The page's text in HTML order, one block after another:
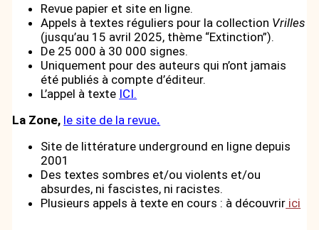
Revue papier et site en ligne.
Appels à textes réguliers pour la collection Vrilles
(jusqu’au 15 avril 2025, thème “Extinction”).
De 25 000 à 30 000 signes.
Uniquement pour des auteurs qui n’ont jamais
été publiés à compte d’éditeur.
L’appel à texte ICI.
La Zone, le site de la revue.
Site de littérature underground en ligne depuis
2001
Des textes sombres et/ou violents et/ou
absurdes, ni fascistes, ni racistes.
Plusieurs appels à texte en cours : à découvrir ici